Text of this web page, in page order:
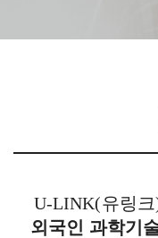
U-LINK(유링
외국인 과학기